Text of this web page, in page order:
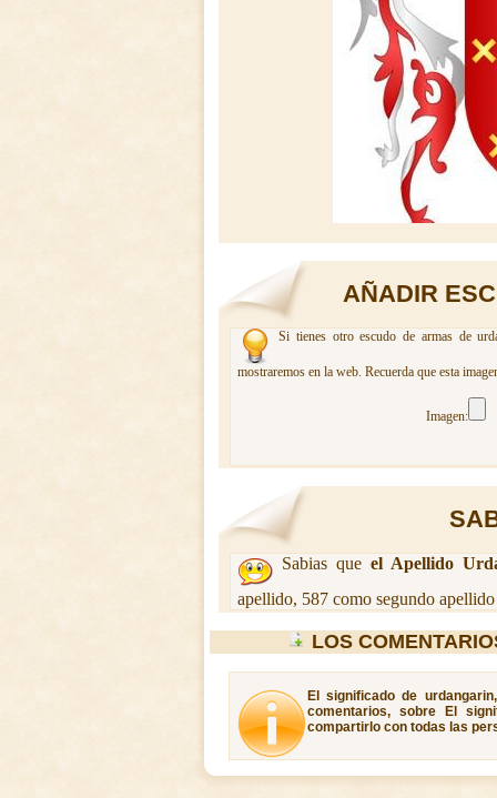
AÑADIR
Si tienes otro escudo de armas de
mostraremos en la web. Recuerda que esta
Imagen:
Sabias que el Apellido
apellido, 587 como segundo
LOS
El significado de
comentarios, sobre El
compartirlo con todas las